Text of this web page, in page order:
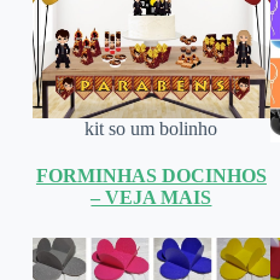
kit so um bolinho
FORMINHAS DOCINHOS
– VEJA MAIS